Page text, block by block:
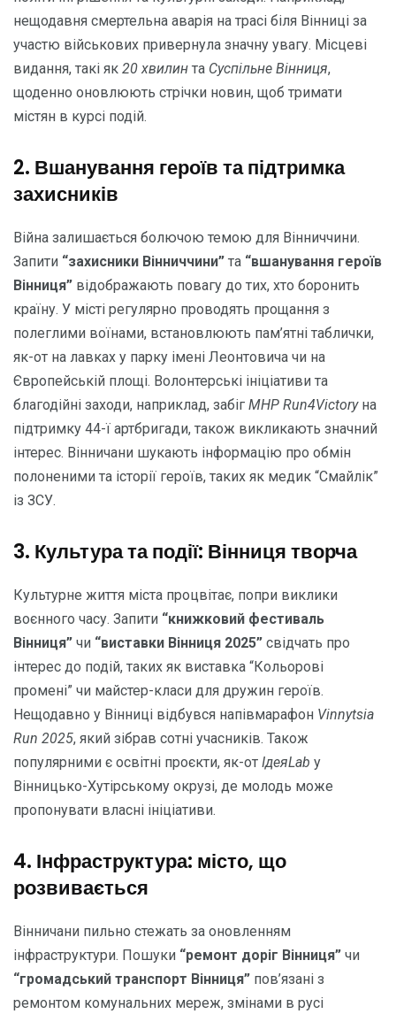
нещодавня смертельна аварія на трасі біля Вінниці за
участю військових привернула значну увагу. Місцеві
видання, такі як 20 хвилин та Суспільне Вінниця,
щоденно оновлюють стрічки новин, щоб тримати
містян в курсі подій.
2. Вшанування героїв та підтримка
захисників
Війна залишається болючою темою для Вінниччини.
Запити “захисники Вінниччини” та “вшанування героїв
Вінниця” відображають повагу до тих, хто боронить
країну. У місті регулярно проводять прощання з
полеглими воїнами, встановлюють пам’ятні таблички,
як-от на лавках у парку імені Леонтовича чи на
Європейській площі. Волонтерські ініціативи та
благодійні заходи, наприклад, забіг MHP Run4Victoryна
підтримку 44-ї артбригади, також викликають значний
інтерес. Вінничани шукають інформацію про обмін
полоненими та історії героїв, таких як медик “Смайлік”
із ЗСУ.
3. Культура та події: Вінниця творча
Культурне життя міста процвітає, попри виклики
воєнного часу. Запити “книжковий фестиваль
Вінниця” чи “виставки Вінниця 2025” свідчать про
інтерес до подій, таких як виставка “Кольорові
промені” чи майстер-класи для дружин героїв.
Нещодавно у Вінниці відбувся напівмарафон Vinnytsia
Run 2025, який зібрав сотні учасників. Також
популярними є освітні проєкти, як-от ІдеяLab у
Вінницько-Хутірському окрузі, де молодь може
пропонувати власні ініціативи.
4. Інфраструктура: місто, що
розвивається
Вінничани пильно стежать за оновленням
інфраструктури. Пошуки “ремонт доріг Вінниця” чи
“громадський транспорт Вінниця” пов’язані з
ремонтом комунальних мереж, змінами в русі